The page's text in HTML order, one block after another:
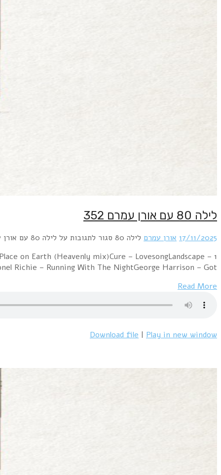
1 Howard Jones – Things Can Only Get Better
European Man (extended version)Peter Gabriel –